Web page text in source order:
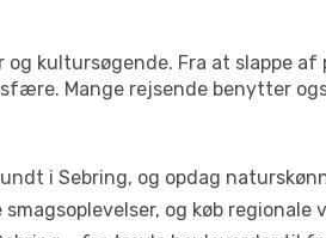
kultursøgende. Fra at slappe
Mange rejsende benytter
i Sebring, og opdag
og køb regionale